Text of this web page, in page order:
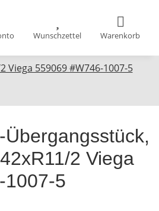
Wunschzettel Warenkorb
Viega 559069 #W746-1007-5
2 Viega
1007-5